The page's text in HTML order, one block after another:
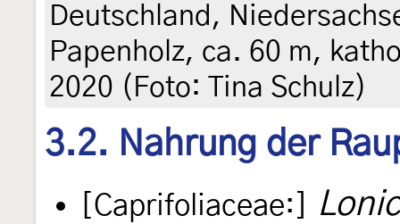
Deutschland,
Papenholz, ca. 60 m,
2020 (Foto: Tina Schulz)
3.2. Nahrung der
[Caprifoliaceae:]